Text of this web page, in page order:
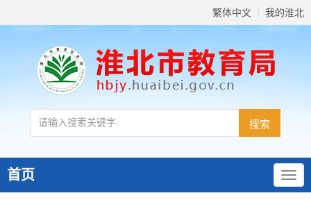
繁体中文 我的淮北
首页